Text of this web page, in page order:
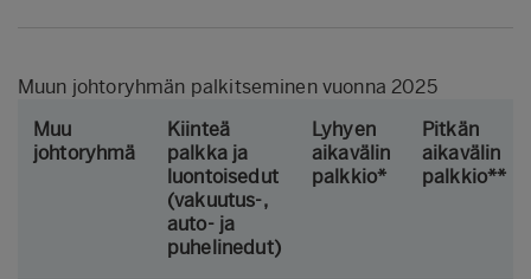
Muun johtoryhmän palkitseminen vuonna 2025
Muu
johtoryhmä
Kiinteä
palkka ja
luontoisedut
(vakuutus-,
auto- ja
puhelinedut)
Lyhyen
aikavälin
palkkio*
Pitkän
aikavälin
palkkio**